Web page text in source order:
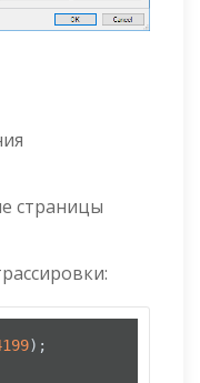
страницы
);